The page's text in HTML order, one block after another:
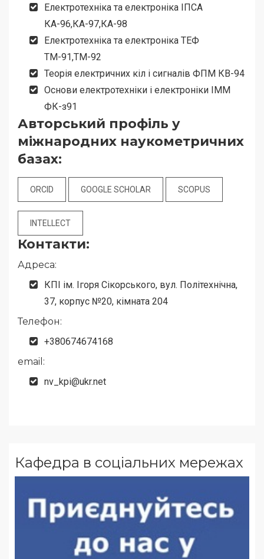
Електротехніка та електроніка ІПСА
КА-96,КА-97,КА-98
Електротехніка та електроніка ТЕФ
ТМ-91,ТМ-92
Теорія електричних кіл і сигналів ФПМ КВ-94
Основи електротехніки і електроніки ІММ
ФК-з91
Авторський профіль у
міжнародних наукометричних
базах:
ORCID GOOGLE SCHOLAR SCOPUS
INTELLECT
Контакти:
Адреса:
КПІ ім. Ігоря Сікорського, вул. Політехнічна,
37, корпус №20, кімната 204
Телефон:
+380674674168
email:
nv_kpi@ukr.net
Кафедра в соціальних мережах